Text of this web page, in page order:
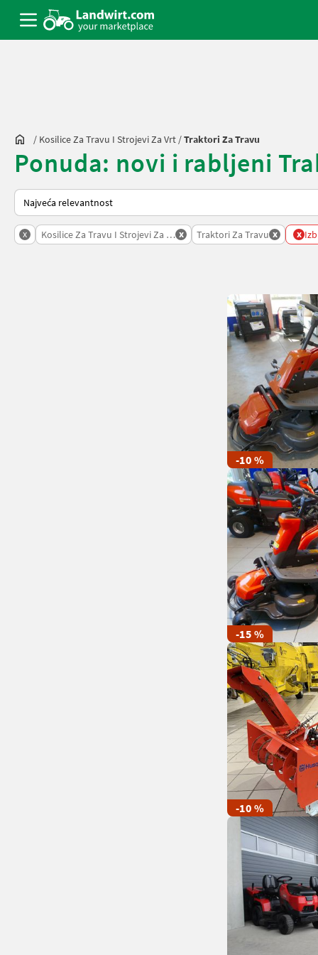
/ Kosilice Za Travu I Strojevi Za Vrt /Traktori Za Travu
Ponuda: novi i rabljeni
Tako se sortira na Landwirt.com
x Kosilice Za Travu I Strojevi Za Vrtx Traktori Za Travu x x
-10 %
-15 %
-10 %